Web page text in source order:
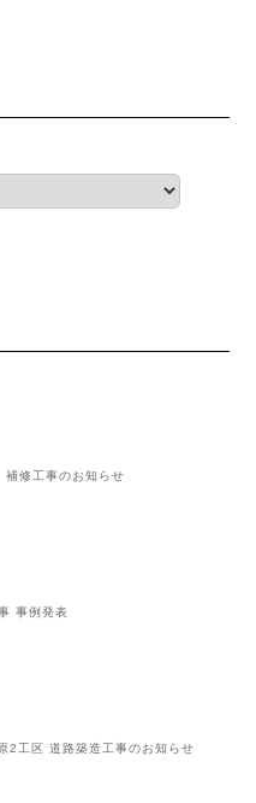
修工事のお知らせ
事例発表
2工区 道路築造工事のお知らせ